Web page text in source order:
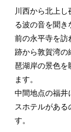
川西から北上
る波の音を聞き
前の永平寺を訪
跡から敦賀湾の
琶湖岸の景色を
ます。
中間地点の福井
スホテルがある
す。